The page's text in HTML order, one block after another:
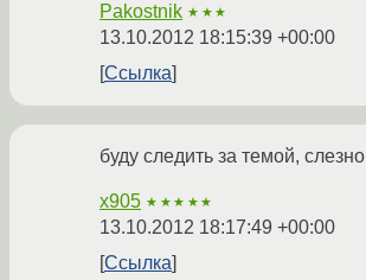
Pakostnik ★★★
13.10.2012 18:15:39 +00:00
Ссылка
буду следить за темой, слезно
x905 ★★★★★
13.10.2012 18:17:49 +00:00
Ссылка